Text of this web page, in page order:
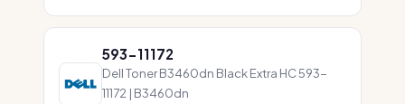
593-11172
Dell Toner B3460dn Black Extra HC 593-
11172 | B3460dn